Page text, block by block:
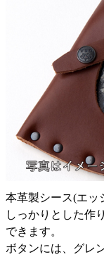
本革製シース(エッ
しっかりとした作
できます。
ボタンには、グレ